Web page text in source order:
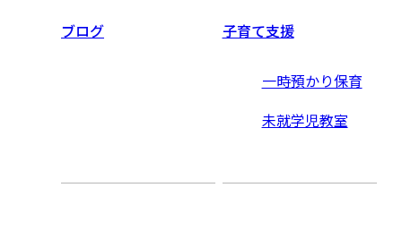
ブログ 子育て支援
一時預かり保育
未就学児教室